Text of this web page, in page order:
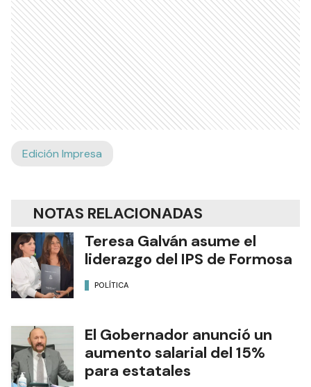
Edición Impresa
NOTAS RELACIONADAS
Teresa Galván asume el
liderazgo del IPS de Formosa
POLÍTICA
El Gobernador anunció un
aumento salarial del 15%
para estatales